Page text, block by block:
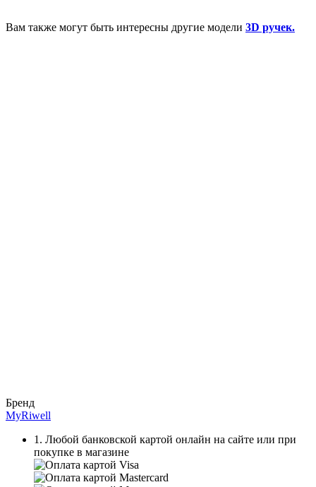
Вам также могут быть интересны другие модели 3D ручек.
Бренд
MyRiwell
1. Любой банковской картой онлайн на сайте или при
покупке в магазине